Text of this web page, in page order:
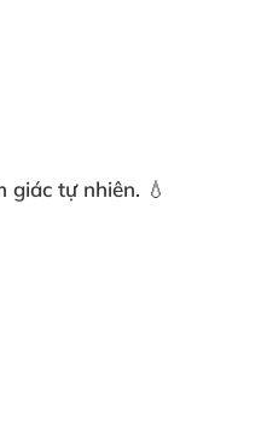
tự nhiên. 💧